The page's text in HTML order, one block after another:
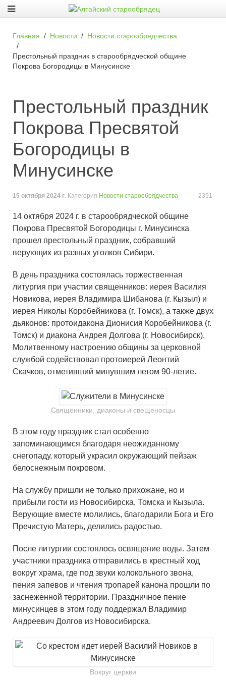
Главная Новости Новости старообрядчества
Престольный праздник в старообрядческой общине
Покрова Богородицы в Минусинске
Престольный праздник
Покрова Пресвятой
Богородицы в
Минусинске
15 октября 2024 г. Категория Новости старообрядчества 2391
14 октября 2024 г. в старообрядческой общине
Покрова Пресвятой Богородицы г. Минусинска
прошел престольный праздник, собравший
верующих из разных уголков Сибири.
В день праздника состоялась торжественная
литургия при участии священников: иерея Василия
Новикова, иерея Владимира Шибанова (г. Кызыл) и
иерея Николы Коробейникова (г. Томск), а также двух
дьяконов: протоидакона Дионисия Коробейникова (г.
Томск) и диакона Андрея Долгова (г. Новосибирск).
Молитвенному настроению общины за церковной
службой содействовал протоиерей Леонтий
Скачков, отметивший минувшим летом 90-летие.
Священники, диаконы и свещеносцы
В этом году праздник стал особенно
запоминающимся благодаря неожиданному
снегопаду, который украсил окружающий пейзаж
белоснежным покровом.
На службу пришли не только прихожане, но и
прибыли гости из Новосибирска, Томска и Кызыла.
Верующие вместе молились, благодарили Бога и Его
Пречистую Матерь, делились радостью.
После литургии состоялось освящение воды. Затем
участники праздника отправились в крестный ход
вокруг храма, где под звуки колокольного звона,
пения запевов и чтения тропарей канона прошли по
заснеженной территории. Праздничное пение
минусинцев в этом году поддержал Владимир
Андреевич Долгов из Новосибирска.
Вокруг церкви